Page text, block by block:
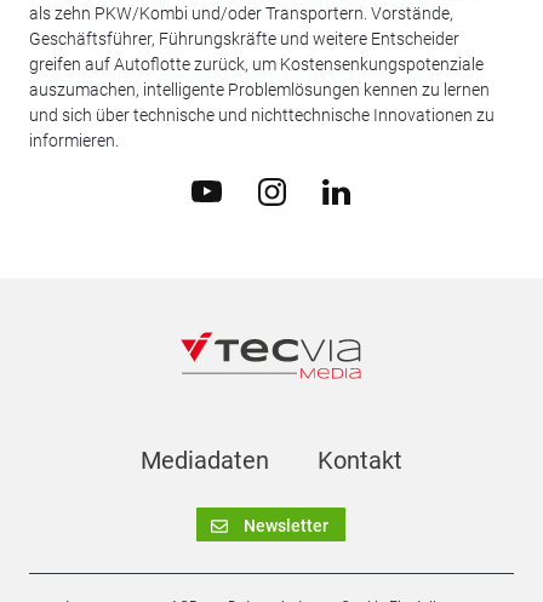
als zehn PKW/Kombi und/oder Transportern. Vorstände,
Geschäftsführer, Führungskräfte und weitere Entscheider
greifen auf Autoflotte zurück, um Kostensenkungspotenziale
auszumachen, intelligente Problemlösungen kennen zu lernen
und sich über technische und nichttechnische Innovationen zu
informieren.
Mediadaten Kontakt
Newsletter